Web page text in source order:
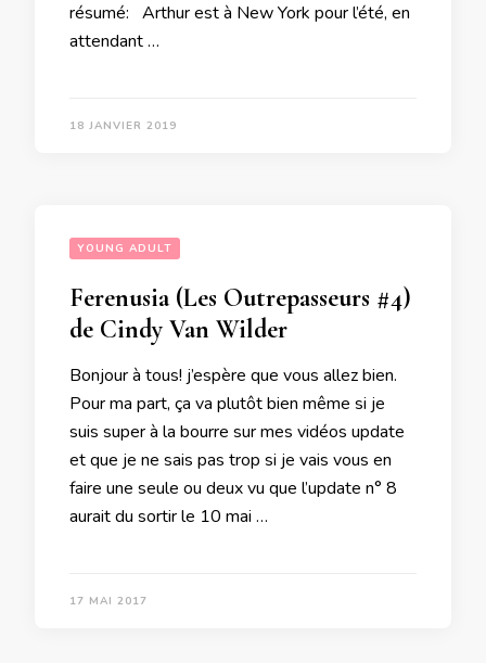
résumé: Arthur est à New York pour l’été, en
attendant …
18 JANVIER 2019
YOUNG ADULT
Ferenusia (Les Outrepasseurs #4)
de Cindy Van Wilder
Bonjour à tous! j’espère que vous allez bien.
Pour ma part, ça va plutôt bien même si je
suis super à la bourre sur mes vidéos update
et que je ne sais pas trop si je vais vous en
faire une seule ou deux vu que l’update n° 8
aurait du sortir le 10 mai …
17 MAI 2017